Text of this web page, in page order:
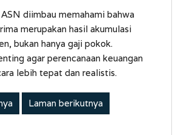
diimbau memahami bahwa
merupakan hasil akumulasi
bukan hanya gaji pokok.
agar perencanaan keuangan
lebih tepat dan realistis.
Laman berikutnya